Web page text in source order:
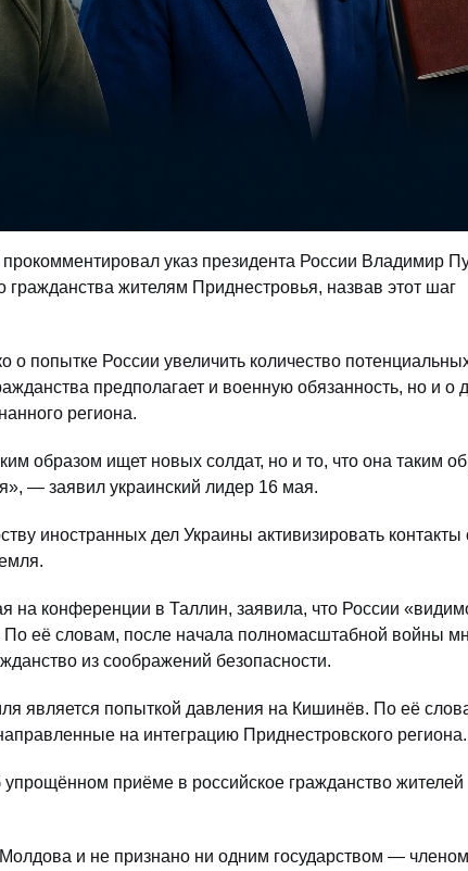
указ президента России Владимир
жителям Приднестровья, назвав этот шаг
о попытке России увеличить количество
предполагает и военную обязанность, но и о
региона.
образом ищет новых солдат, но и то, что она таким
— заявил украинский лидер 16 мая.
иностранных дел Украины активизировать контакты
на конференции в Таллин, заявила, что России
её словам, после начала полномасштабной войны
из соображений безопасности.
является попыткой давления на Кишинёв. По её
на интеграцию Приднестровского региона.
приёме в российское гражданство жителей
Молдова и не признано ни одним государством —